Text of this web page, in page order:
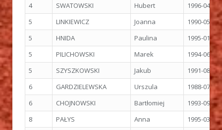
4
SWATOWSKI Hubert
1996-04-24
5
LINKIEWICZ Joanna
1990-05-02
5
HNIDA Paulina
1995-01-10
5
PILICHOWSKI Marek
1994-06-23
5
SZYSZKOWSKI Jakub
1991-08-21
6
GARDZIELEWSKA Urszula
1988-07-21
6
CHOJNOWSKI Bartłomiej
1993-09-24
8
PAŁYS Anna
1995-03-02